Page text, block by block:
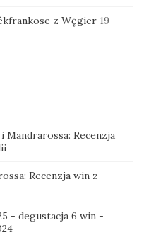
z Węgier 19
Mandrarossa: Recenzja
Recenzja win z
- degustacja 6 win -